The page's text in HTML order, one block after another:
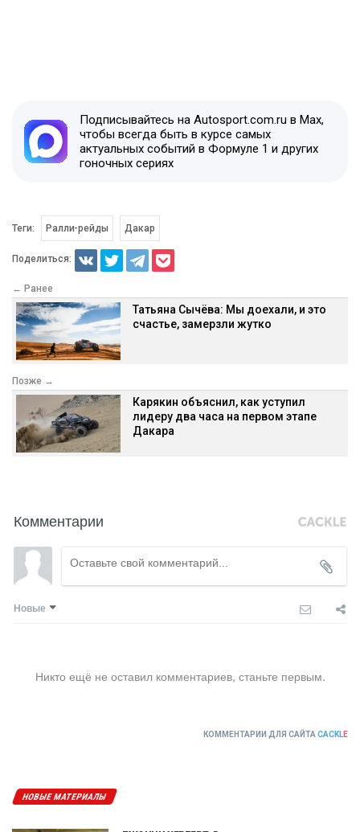
Подписывайтесь на Autosport.com.ru в Max,
чтобы всегда быть в курсе самых
актуальных событий в Формуле 1 и других
гоночных сериях
Теги: Ралли-рейды Дакар
Поделиться:
← Ранее
Татьяна Сычёва: Мы доехали, и это
счастье, замерзли жутко
Позже →
Карякин объяснил, как уступил
лидеру два часа на первом этапе
Дакара
Комментарии
Новые
Никто ещё не оставил комментариев, станьте первым.
КОММЕНТАРИИ ДЛЯ САЙТА CACKLE
НОВЫЕ МАТЕРИАЛЫ